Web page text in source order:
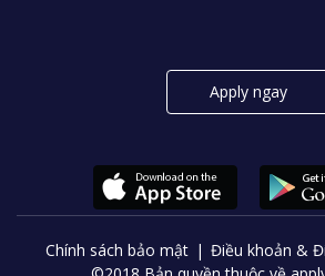
Apply ngay
Chính sách bảo mật Điều khoản &